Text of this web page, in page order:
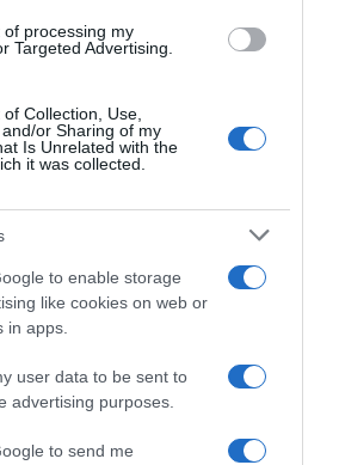
processing my
Targeted Advertising.
Collection, Use,
or Sharing of my
Is Unrelated with the
it was collected.
to enable storage
like cookies on web or
in apps.
user data to be sent to
advertising purposes.
to send me